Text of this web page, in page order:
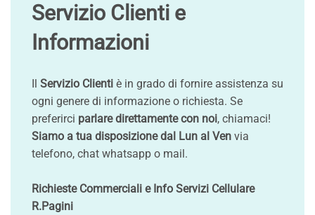
Servizio Clienti e
Informazioni
Servizio Clienti è in grado di fornire assistenza su
ogni genere di informazione o richiesta. Se
preferirci parlare direttamente con noi, chiamaci!
Siamo a tua disposizione dal Lun al Ven via
telefono, chat whatsapp o mail.
Richieste Commerciali e Info Servizi Cellulare
R.Pagini